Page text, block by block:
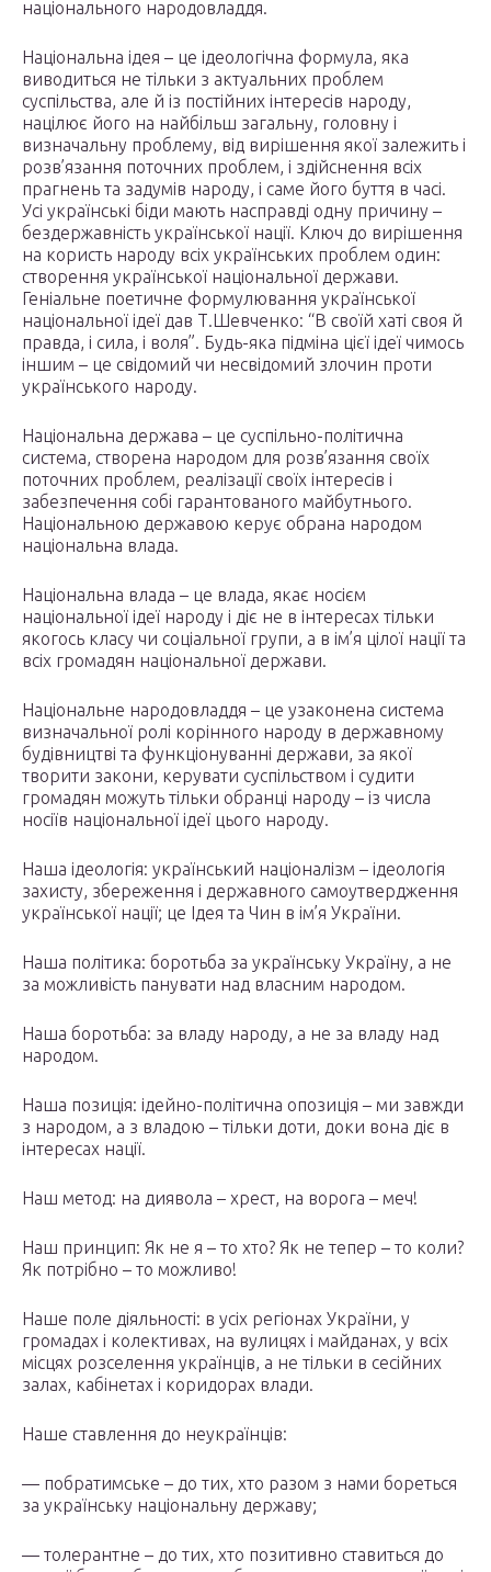
національного народовладдя.
Національна ідея – це ідеологічна формула, яка
виводиться не тільки з актуальних проблем
суспільства, але й із постійних інтересів народу,
націлює його на найбільш загальну, головну і
визначальну проблему, від вирішення якої залежить і
розв’язання поточних проблем, і здійснення всіх
прагнень та задумів народу, і саме його буття в часі.
Усі українські біди мають насправді одну причину –
бездержавність української нації. Ключ до вирішення
на користь народу всіх українських проблем один:
створення української національної держави.
Геніальне поетичне формулювання української
національної ідеї дав Т.Шевченко: “В своїй хаті своя й
правда, і сила, і воля”. Будь-яка підміна цієї ідеї чимось
іншим – це свідомий чи несвідомий злочин проти
українського народу.
Національна держава – це суспільно-політична
система, створена народом для розв’язання своїх
поточних проблем, реалізації своїх інтересів і
забезпечення собі гарантованого майбутнього.
Національною державою керує обрана народом
національна влада.
Національна влада – це влада, якає носієм
національної ідеї народу і діє не в інтересах тільки
якогось класу чи соціальної групи, а в ім’я цілої нації та
всіх громадян національної держави.
Національне народовладдя – це узаконена система
визначальної ролі корінного народу в державному
будівництві та функціонуванні держави, за якої
творити закони, керувати суспільством і судити
громадян можуть тільки обранці народу – із числа
носіїв національної ідеї цього народу.
Наша ідеологія: український націоналізм – ідеологія
захисту, збереження і державного самоутвердження
української нації; це Ідея та Чин в ім’я України.
Наша політика: боротьба за українську Україну, а не
за можливість панувати над власним народом.
Наша боротьба: за владу народу, а не за владу над
народом.
Наша позиція: ідейно-політична опозиція – ми завжди
з народом, а з владою – тільки доти, доки вона діє в
інтересах нації.
Наш метод: на диявола – хрест, на ворога – меч!
Наш принцип: Як не я – то хто? Як не тепер – то коли?
Як потрібно – то можливо!
Наше поле діяльності: в усіх регіонах України, у
громадах і колективах, на вулицях і майданах, у всіх
місцях розселення українців, а не тільки в сесійних
залах, кабінетах і коридорах влади.
Наше ставлення до неукраїнців:
— побратимське – до тих, хто разом з нами бореться
за українську національну державу;
— толерантне – до тих, хто позитивно ставиться до